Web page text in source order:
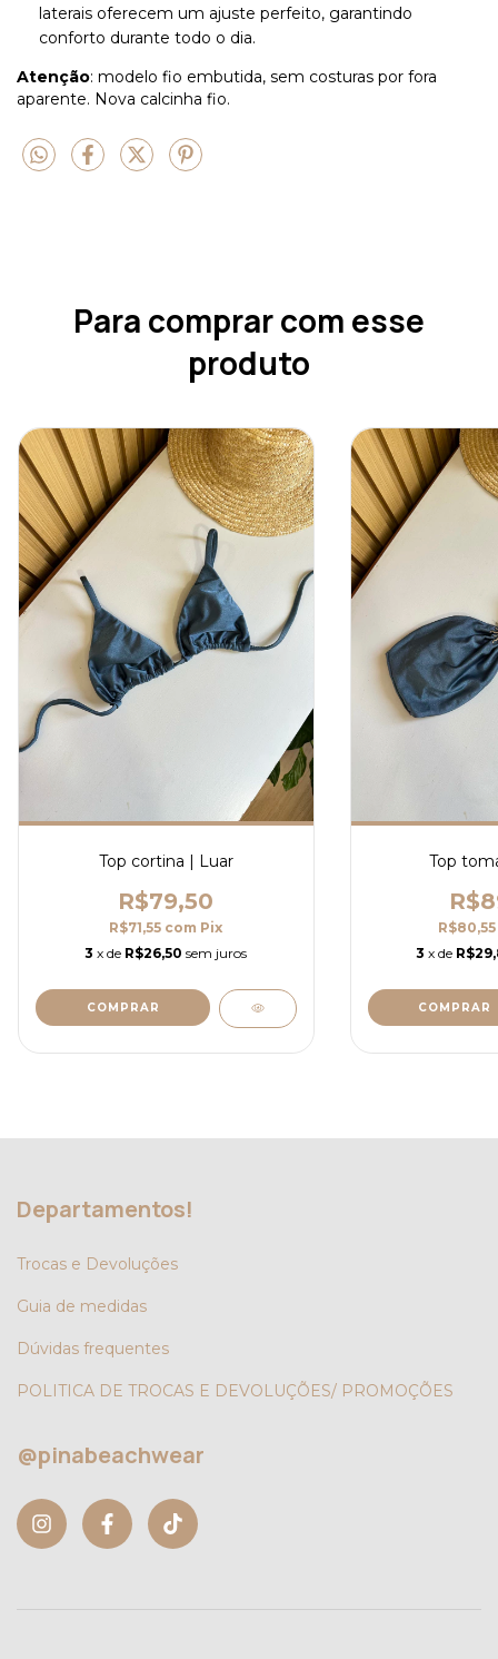
laterais oferecem um ajuste perfeito, garantindo
conforto durante todo o dia.
Atenção: modelo fio embutida, sem costuras por fora
aparente. Nova calcinha fio.
Para comprar com esse
produto
Top cortina | Luar
R$79,50
R$71,55 com Pix
3 x de R$26,50 sem juros
COMPRAR
Top
3 x de
COMPRAR
Departamentos!
Trocas e Devoluções
Guia de medidas
Dúvidas frequentes
POLITICA DE TROCAS E DEVOLUÇÕES/ PROMOÇÕES
@pinabeachwear